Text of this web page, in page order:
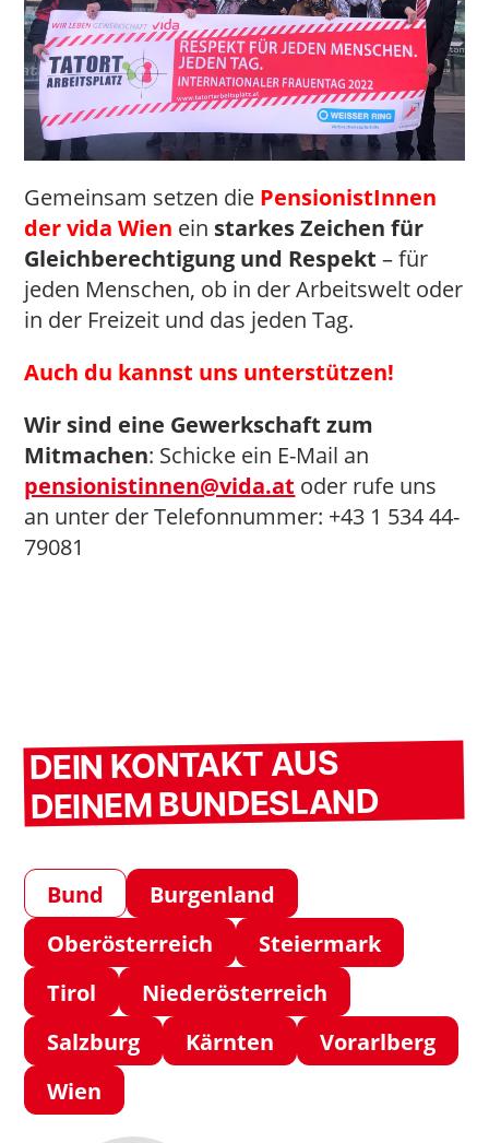
Gemeinsam setzen die PensionistInnen
der vida Wien ein starkes Zeichen für
Gleichberechtigung und Respekt – für
jeden Menschen, ob in der Arbeitswelt oder
in der Freizeit und das jeden Tag.
Auch du kannst uns unterstützen!
Wir sind eine Gewerkschaft zum
Mitmachen: Schicke ein E-Mail an
pensionistinnen@vida.at oder rufe uns
an unter der Telefonnummer: +43 1 534 44-
79081
DEIN KONTAKT AUS
DEINEM BUNDESLAND
Bund
Burgenland
Oberösterreich
Steiermark
Tirol
Niederösterreich
Salzburg
Kärnten
Vorarlberg
Wien